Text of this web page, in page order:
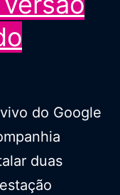
do Google
duas